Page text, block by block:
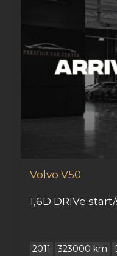
Volvo V50
1,6D DRIVe
2011 323000 km